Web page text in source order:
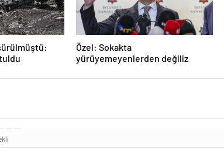
Özel: Sokakta
yürüyemeyenlerden değiliz